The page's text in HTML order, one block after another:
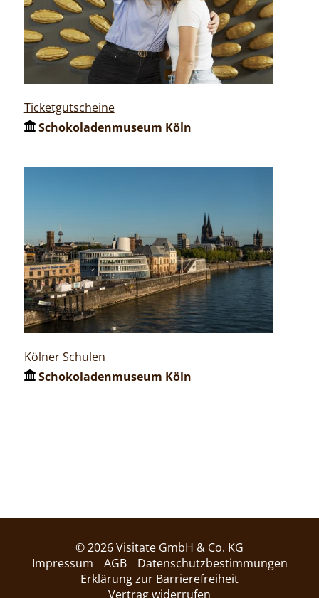
Ticketgutscheine
Schokoladenmuseum Köln
Kölner Schulen
Schokoladenmuseum Köln
© 2026 Visitate GmbH & Co. KG
Impressum
AGB
Datenschutzbestimmungen
Erklärung zur Barrierefreiheit
Vertrag widerrufen